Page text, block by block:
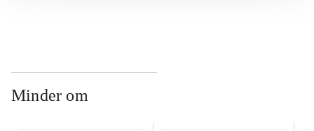
Minder om